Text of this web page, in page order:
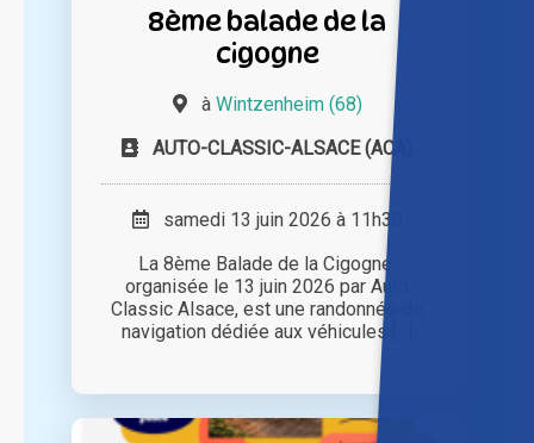
8ème balade de la
cigogne
à Wintzenheim (68)
AUTO-CLASSIC-ALSACE (ACA)
samedi 13 juin 2026 à 11h30
La 8ème Balade de la Cigogne,
organisée le 13 juin 2026 par Auto
Classic Alsace, est une randonnée de
navigation dédiée aux véhicules [...]